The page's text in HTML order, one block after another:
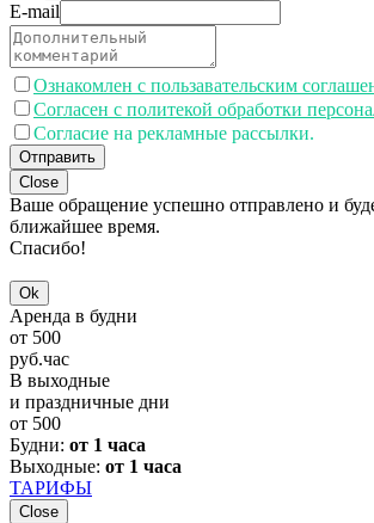
E-mail
Ознакомлен с пользавательским
Согласен с политекой обработки
Согласие на рекламные рассылки.
Отправить
Close
Ваше обращение успешно отправлено и
ближайшее время.
Спасибо!
Ok
Аренда в будни
от 500
руб.час
В выходные
и праздничные дни
от 500
Будни: от 1 часа
Выходные: от 1 часа
ТАРИФЫ
Close